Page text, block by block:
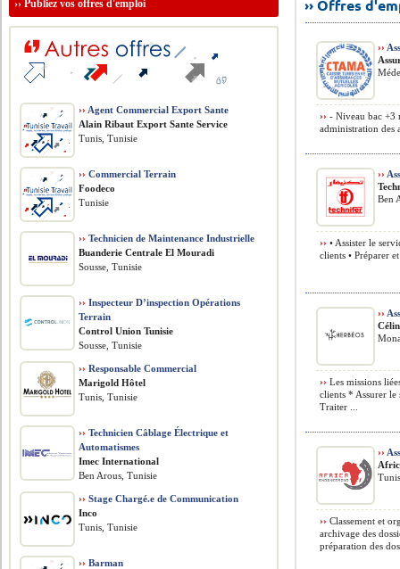
›› Offres
››
›› - Niveau bac +3
administration des
››
Ben
›› • Assister le
clients • Préparer
››
›› Les missions
clients * Assurer
Traiter ...
››
›› Classement et
archivage des
préparation des
››Publiez vos offres d'emploi
›› Agent Commercial Export Sante
Alain Ribaut Export Sante Service
Tunis, Tunisie
›› Commercial Terrain
Foodeco
Tunisie
›› Technicien de Maintenance Industrielle
Buanderie Centrale El Mouradi
Sousse, Tunisie
›› Inspecteur D’inspection Opérations
Terrain
Control Union Tunisie
Sousse, Tunisie
›› Responsable Commercial
Marigold Hôtel
Tunis, Tunisie
›› Technicien Câblage Électrique et
Automatismes
Imec International
Ben Arous, Tunisie
›› Stage Chargé.e de Communication
Inco
Tunis, Tunisie
›› Barman